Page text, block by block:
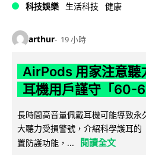
科技娛樂 生活科技 健康
arthur 19 小時
AirPods 用家注意聽
耳機用戶謹守「60-
長時間高音量佩戴耳機可能導致
大聽力受損警號，介紹科學護耳
置防護功能，...
閱讀全文